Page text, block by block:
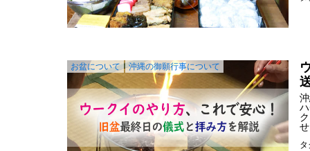
お盆について 沖縄の御願行事について
タ